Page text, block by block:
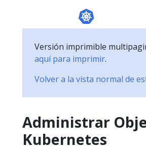
Versión imprimible
aquí para imprimir.
Volver a la vista normal de
Administrar
Kubernetes